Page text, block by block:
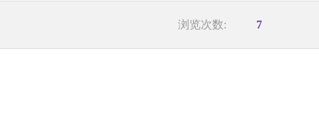
浏览次数: 7